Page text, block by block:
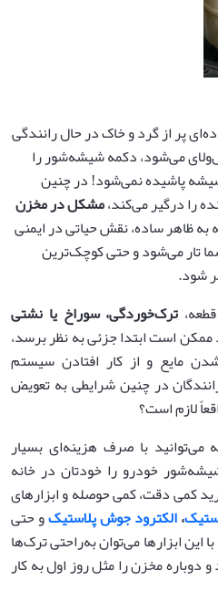
پر از گرد و خاک در حال رانندگی
می‌شود، دکمه شیشه‌شور را
پاشیده نمی‌شود! در چنین
را درگیر می‌کند،مشکل در مخزن
ظاهر ساده، نقش حیاتی در ایمنی
تار می‌شود و حتی کوچک‌ترین
شود.
ترک‌خوردگی، سوراخ یا نشتی
ممکن است ابتدا جزئی به نظر برسد،
مایع و از کار افتادن سیستم
در چنین شرایطی به تعویض
لازم است؟
می‌توانید با صرف هزینه‌ای بسیار
خودرو را خودتان در خانه
کمی دقت، کمی حوصله و ابزارهای
،الکترود جوش پلاستیکو حتی
این ابزارها می‌توان به‌راحتی ترک‌ها
مخزن را مثل روز اول به کار